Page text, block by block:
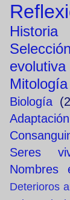
evolutiva
Mitología
Biología
Adaptación
Seres
Nombres
Deterioros